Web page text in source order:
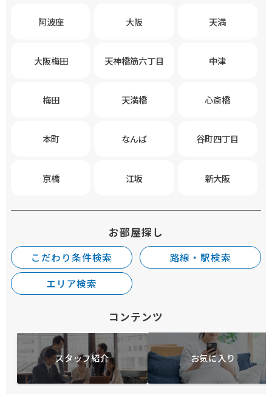
阿波座 大阪 天満
大阪梅田 天神橋筋六丁目 中津
梅田 天満橋 心斎橋
本町 なんば 谷町四丁目
京橋 江坂 新大阪
お部屋探し
こだわり条件検索
路線・駅検索
エリア検索
コンテンツ
スタッフ紹介 お気に入り